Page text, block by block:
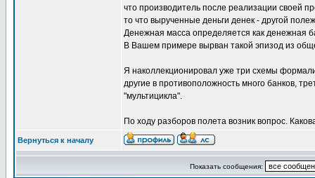
что производитель после реализации своей
то что вырученные деньги денек - другой
Денежная масса определяется как денежная
В Вашем примере вырван такой эпизод из
Я наколлекционировал уже три схемы
другие в противоположность много банков,
"мультицикла".
По ходу разборов полета возник вопрос.
Вернуться к началу
Показать сообщения: